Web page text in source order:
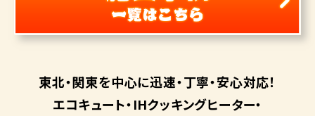
東北・関東を中心に迅速・丁寧・安心対応！
エコキュート・IHクッキングヒーター・